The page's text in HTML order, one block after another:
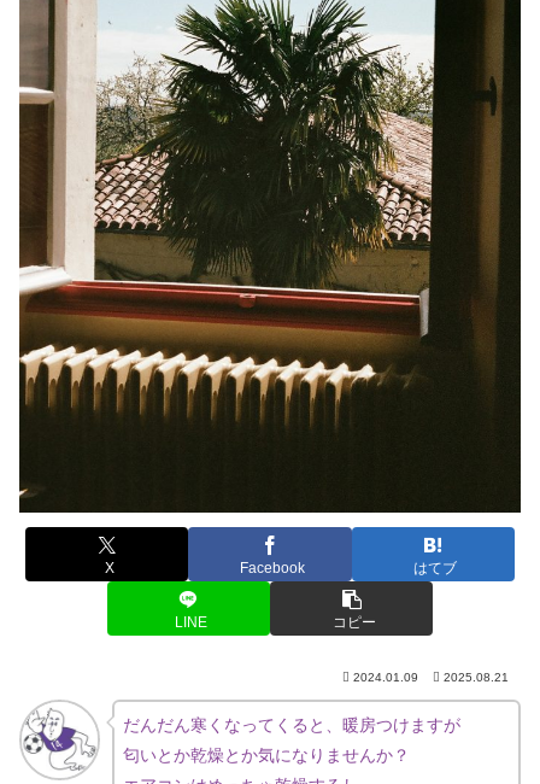
X Facebook はてブ
LINE コピー
2024.01.09 2025.08.21
だんだん寒くなってくると、暖房つけますが
匂いとか乾燥とか気になりませんか？